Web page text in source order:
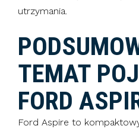
utrzymania.
TEMAT
FORD
Ford Aspire to